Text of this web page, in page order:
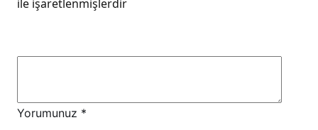
ile işaretlenmişlerdir
Yorumunuz *